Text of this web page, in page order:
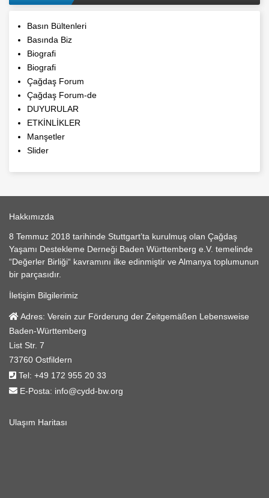
Basın Bültenleri
Basında Biz
Biografi
Biografi
Çağdaş Forum
Çağdaş Forum-de
DUYURULAR
ETKİNLİKLER
Manşetler
Slider
Hakkımızda
8 Temmuz 2018 tarihinde Stuttgart’ta kurulmuş olan Çağdaş
Yaşamı Destekleme Derneği Baden Württemberg e.V. temelinde
“Değerler Birliği“ kavramını ilke edinmiştir ve Almanya toplumunun
bir parçasıdır.
İletişim Bilgilerimiz
Adres: Verein zur Förderung der Zeitgemäßen Lebensweise
Baden-Württemberg
List Str. 7
73760 Ostfildern
Tel: +49 172 955 20 33
E-Posta: info@cydd-bw.org
Ulaşım Haritası